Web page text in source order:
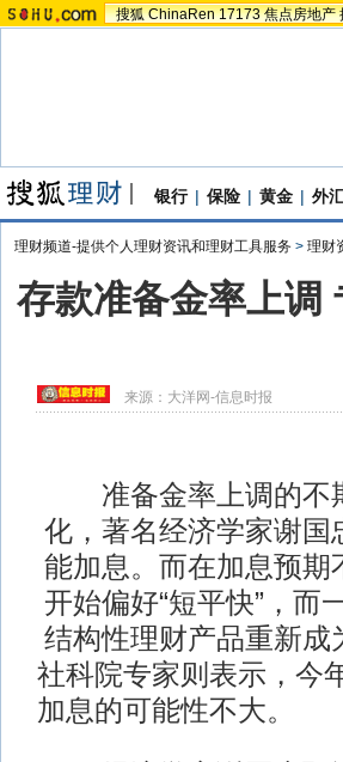
搜狐 ChinaRen 17173 焦点房地产
银行 | 保险 | 黄金 | 外
理财频道-提供个人理财资讯和理财工具服务 > 理财
存款准备金率上调
来源： 大洋网-信息时报
准备金率上调的不
化，著名经济学家谢国
能加息。而在加息预期
开始偏好“短平快”，而
结构性理财产品重新成
社科院专家则表示，今
加息的可能性不大。